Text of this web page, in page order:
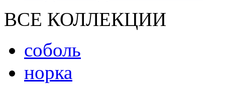
ВСЕ КОЛЛЕКЦИИ
соболь
норка